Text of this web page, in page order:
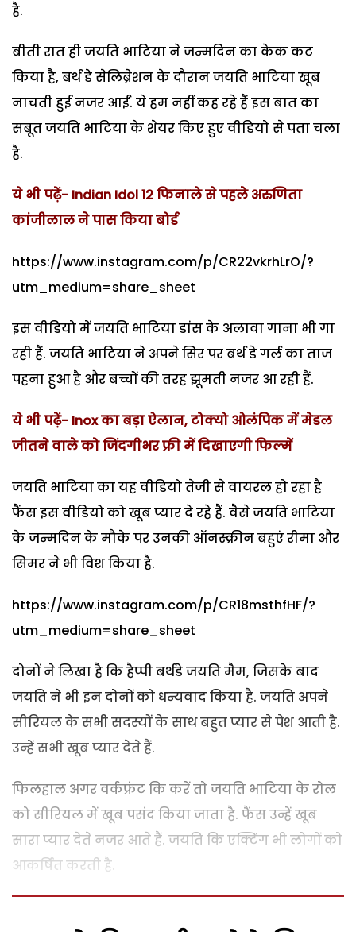
है.
बीती रात ही जयति भाटिया ने जन्मदिन का केक कट
किया है, बर्थ डे सेलिब्रेशन के दौरान जयति भाटिया खूब
नाचती हुई नजर आईं. ये हम नहीं कह रहे हैं इस बात का
सबूत जयति भाटिया के शेयर किए हुए वीडियो से पता चला
है.
ये भी पढ़ें- Indian Idol 12 फिनाले से पहले अरुणिता
कांजीलाल ने पास किया बोर्ड
https://www.instagram.com/p/CR22vkrhLrO/?
utm_medium=share_sheet
इस वीडियो में जयति भाटिया डांस के अलावा गाना भी गा
रही हैं. जयति भाटिया ने अपने सिर पर बर्थ डे गर्ल का ताज
पहना हुआ है और बच्चों की तरह झूमती नजर आ रही हैं.
ये भी पढ़ें- Inox का बड़ा ऐलान, टोक्यो ओलंपिक में मेडल
जीतने वाले को जिंदगीभर फ्री में दिखाएगी फिल्में
जयति भाटिया का यह वीडियो तेजी से वायरल हो रहा है
फैंस इस वीडियो को खूब प्यार दे रहे हैं. वैसे जयति भाटिया
के जन्मदिन के मौके पर उनकी ऑनस्क्रीन बहुएं रीमा और
सिमर ने भी विश किया है.
https://www.instagram.com/p/CR18msthfHF/?
utm_medium=share_sheet
दोनों ने लिखा है कि हैप्पी बर्थडे जयति मैम, जिसके बाद
जयति ने भी इन दोनों को धन्यवाद किया है. जयति अपने
सीरियल के सभी सदस्यों के साथ बहुत प्यार से पेश आती है.
उन्हें सभी खूब प्यार देते हैं.
फिलहाल अगर वर्कफ्रंट कि करें तो जयति भाटिया के रोल
को सीरियल में खूब पसंद किया जाता है. फैंस उन्हें खूब
सारा प्यार देते नजर आते हैं. जयति कि एक्टिंग भी लोगों को
आकर्षित करती है.